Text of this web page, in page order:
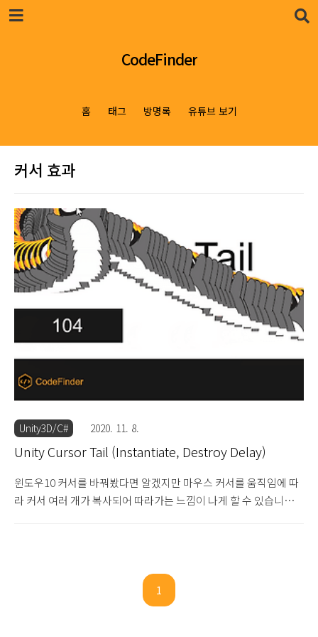
본문 바로가기
CodeFinder
홈 태그 방명록 유튜브 보기
커서 효과
Unity3D/C# 2020. 11. 8.
Unity Cursor Tail (Instantiate, Destroy Delay)
윈도우10 커서를 바꿔봤다면 알겠지만 마우스 커서를 움직임에 따
라 커서 여러 개가 복사되어 따라가는 느낌이 나게 할 수 있습니다.
젝트 풀링 방식으로 계속 오브젝트를 돌려쓰는 방식이 가장 효율적
이기는 하지만, 최적화 생각하지 않고 단순히 기능만 구현한다고 했
을 때 유니티의 기본 함수인 Instantiate와 Destroy로 쉽게 구현할
1